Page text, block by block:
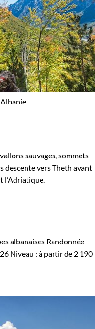
sauvages, sommets
descente vers Theth avant
l’Adriatique.
albanaises Randonnée
Niveau : à partir de 2 190